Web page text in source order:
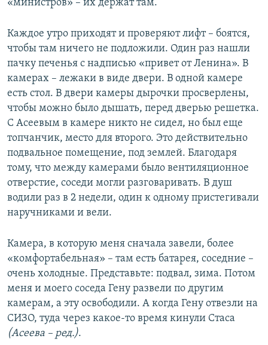
«министров» – их держат там.
Каждое утро приходят и проверяют лифт – боятся,
чтобы там ничего не подложили. Один раз нашли
пачку печенья с надписью «привет от Ленина». В
камерах – лежаки в виде двери. В одной камере
есть стол. В двери камеры дырочки просверлены,
чтобы можно было дышать, перед дверью решетка.
С Асеевым в камере никто не сидел, но был еще
топчанчик, место для второго. Это действительно
подвальное помещение, под землей. Благодаря
тому, что между камерами было вентиляционное
отверстие, соседи могли разговаривать. В душ
водили раз в 2 недели, один к одному пристегивали
наручниками и вели.
Камера, в которую меня сначала завели, более
«комфортабельная» – там есть батарея, соседние –
очень холодные. Представьте: подвал, зима. Потом
меня и моего соседа Гену развели по другим
камерам, а эту освободили. А когда Гену отвезли на
СИЗО, туда через какое-то время кинули Стаса
(Асеева – ред.).